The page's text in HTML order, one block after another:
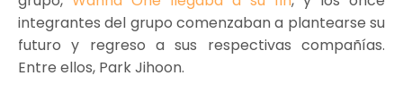
integrantes del grupo comenzaban a plantearse su
futuro y regreso a sus respectivas compañías.
Entre ellos, Park Jihoon.